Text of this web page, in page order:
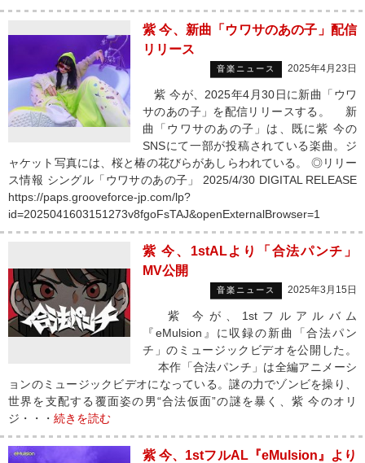
紫 今、新曲「ウワサのあの子」配信
リリース
音楽ニュース 2025年4月23日
紫 今が、2025年4月30日に新曲「ウワ
サのあの子」を配信リリースする。 新
曲「ウワサのあの子」は、既に紫 今の
SNSにて一部が投稿されている楽曲。ジ
ャケット写真には、桜と椿の花びらがあしらわれている。 ◎リリー
ス情報 シングル「ウワサのあの子」 2025/4/30 DIGITAL RELEASE
https://paps.grooveforce-jp.com/lp?
id=2025041603151273v8fgoFsTAJ&openExternalBrowser=1
紫 今、1stALより「合法パンチ」
MV公開
音楽ニュース 2025年3月15日
紫 今が、1stフルアルバム
『eMulsion』に収録の新曲「合法パン
チ」のミュージックビデオを公開した。
本作「合法パンチ」は全編アニメーシ
ョンのミュージックビデオになっている。謎の力でゾンビを操り、
世界を支配する覆面姿の男“合法仮面”の謎を暴く、紫 今のオリ
ジ・・・ 続きを読む
紫 今、1stフルAL『eMulsion』より